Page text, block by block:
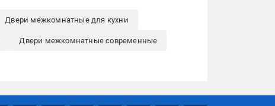
Двери межкомнатные для кухни
Двери межкомнатные современные